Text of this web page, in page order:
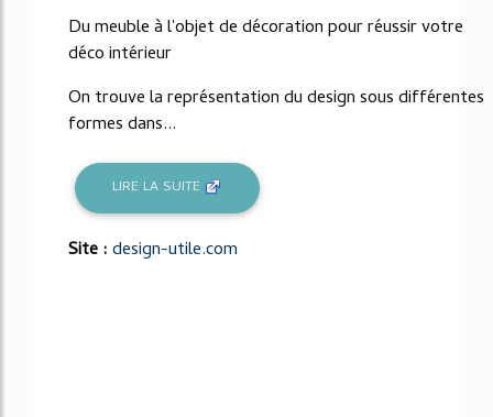
Du meuble à l'objet de décoration pour réussir votre
déco intérieur
On trouve la représentation du design sous différentes
formes dans...
LIRE LA SUITE
Site :design-utile.com